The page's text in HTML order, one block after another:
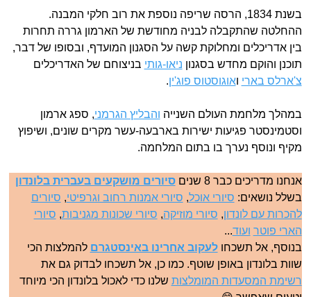
בשנת 1834, הרסה שריפה נוספת את רוב חלקי המבנה.
ההחלטה שהתקבלה לבניה מחודשת של הארמון גררה תחרות
בין אדריכלים ומחלוקת קשה על הסגנון המועדף, ובסופו של דבר,
תוכנן והוקם מחדש בסגנון ניאו-גותי בניצוחם של האדריכלים
צ'ארלס בארי ואוגוסטוס פוג'ין.
במהלך מלחמת העולם השנייה והבליץ הגרמני, ספג ארמון
וסטמינסטר פגיעות ישירות בארבעה-עשר מקרים שונים, ושיפוץ
מקיף ונוסף נערך בו בתום המלחמה.
אנחנו מדריכים כבר 8 שנים
סיורים מושקעים בעברית בלונדון
בשלל נושאים: סיורי אוכל, סיורי אמנות רחוב וגרפיטי, סיורים
להכרות עם לונדון, סיורי מוזיקה, סיורי שכונות מגניבות, סיורי
הארי פוטר ועוד...
בנוסף, אל תשכחולעקוב אחרינו באינסטגרם להמלצות הכי
שוות בלונדון באופן שוטף. כמו כן, אל תשכחו לבדוק גם את
רשימת המסעדות המומלצות שלנו כדי לאכול בלונדון הכי מיוחד